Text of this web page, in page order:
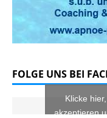
FOLGE UNS BEI
Klicke
akzeptieren